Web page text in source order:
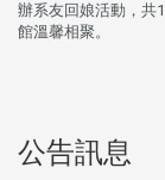
辦系友回娘活動，共
館溫馨相聚。
公告訊息